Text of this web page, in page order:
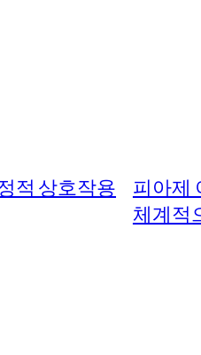
적 상호작용
피아제
체계적